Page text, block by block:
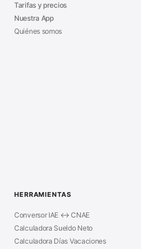
Tarifas y precios
Nuestra App
Quiénes somos
HERRAMIENTAS
Conversor IAE ↔ CNAE
Calculadora Sueldo Neto
Calculadora Días Vacaciones